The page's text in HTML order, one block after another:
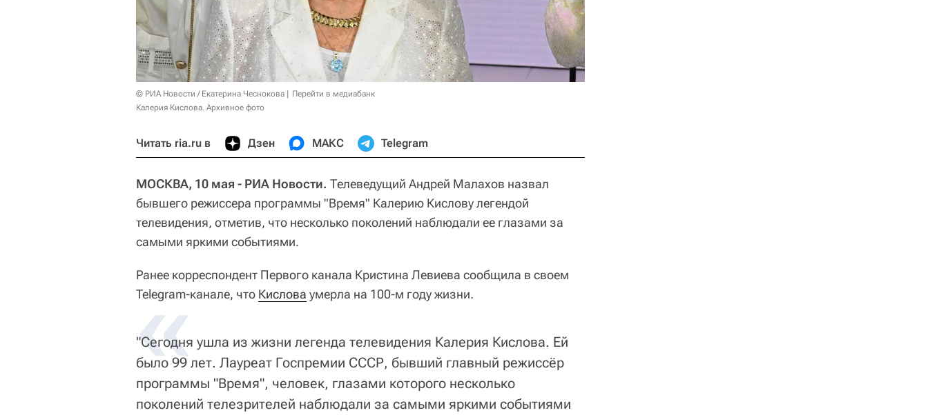
© РИА Новости / Екатерина Чеснокова
Перейти в медиабанк
Калерия Кислова. Архивное фото
Читать ria.ru в Дзен МАКС Telegram
МОСКВА, 10 мая - РИА Новости. Телеведущий Андрей Малахов назвал
бывшего режиссера программы "Время" Калерию Кислову легендой
телевидения, отметив, что несколько поколений наблюдали ее глазами за
самыми яркими событиями.
Ранее корреспондент Первого канала Кристина Левиева сообщила в своем
Telegram-канале, что Кислова умерла на 100-м году жизни.
«
"Сегодня ушла из жизни легенда телевидения Калерия Кислова. Ей
было 99 лет. Лауреат Госпремии СССР, бывший главный режиссёр
программы "Время", человек, глазами которого несколько
поколений телезрителей наблюдали за самыми яркими событиями